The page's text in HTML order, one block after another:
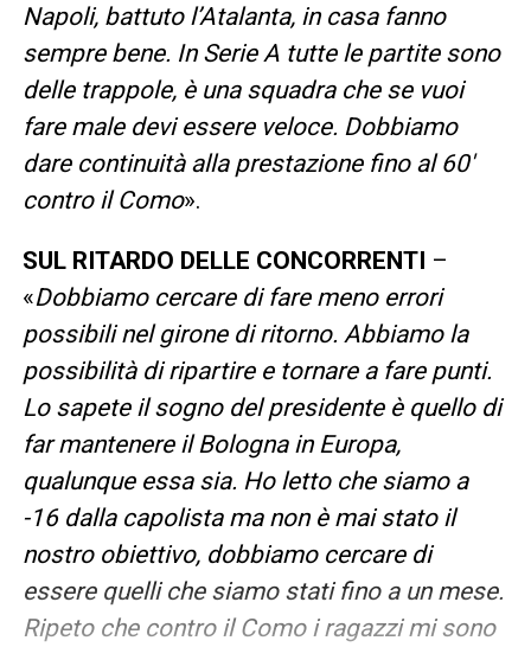
Napoli, battuto l’Atalanta, in casa fanno
sempre bene. In Serie A tutte le partite sono
delle trappole, è una squadra che se vuoi
fare male devi essere veloce. Dobbiamo
dare continuità alla prestazione fino al 60′
contro il Como».
SUL RITARDO DELLE CONCORRENTI –
«Dobbiamo cercare di fare meno errori
possibili nel girone di ritorno. Abbiamo la
possibilità di ripartire e tornare a fare punti.
Lo sapete il sogno del presidente è quello di
far mantenere il Bologna in Europa,
qualunque essa sia. Ho letto che siamo a
-16 dalla capolista ma non è mai stato il
nostro obiettivo, dobbiamo cercare di
essere quelli che siamo stati fino a un mese.
Ripeto che contro il Como i ragazzi mi sono